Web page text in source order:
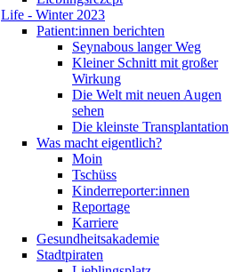
Life - Winter 2023
Patient:innen berichten
Seynabous langer Weg
Kleiner Schnitt mit großer
Wirkung
Die Welt mit neuen Augen
sehen
Die kleinste Transplantation
Was macht eigentlich?
Moin
Tschüss
Kinderreporter:innen
Reportage
Karriere
Gesundheitsakademie
Stadtpiraten